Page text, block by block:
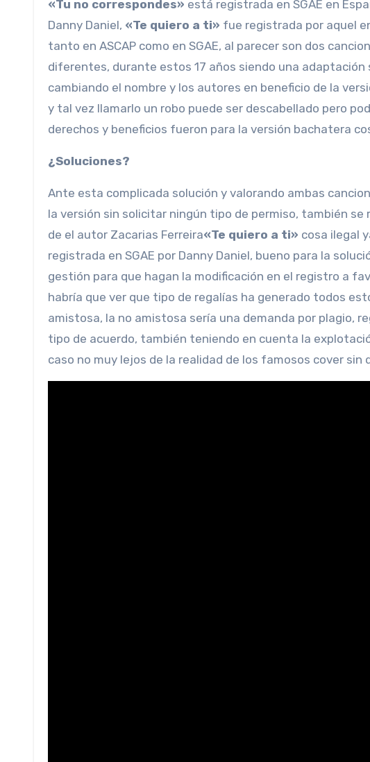
«Tu no correspondes» está registrada en SGAE en
Danny Daniel, «Te quiero a ti» fue registrada por aquel
tanto en ASCAP como en SGAE, al parecer son dos
diferentes, durante estos 17 años siendo una
cambiando el nombre y los autores en beneficio de la
y tal vez llamarlo un robo puede ser descabellado pero
derechos y beneficios fueron para la versión bachatera
¿Soluciones?
Ante esta complicada solución y valorando ambas
la versión sin solicitar ningún tipo de permiso, también
de el autor Zacarias Ferreira«Te quiero a ti» cosa ilegal
registrada en SGAE por Danny Daniel, bueno para la
gestión para que hagan la modificación en el registro a
habría que ver que tipo de regalías ha generado todos
amistosa, la no amistosa sería una demanda por plagio,
tipo de acuerdo, también teniendo en cuenta la
caso no muy lejos de la realidad de los famosos cover sin